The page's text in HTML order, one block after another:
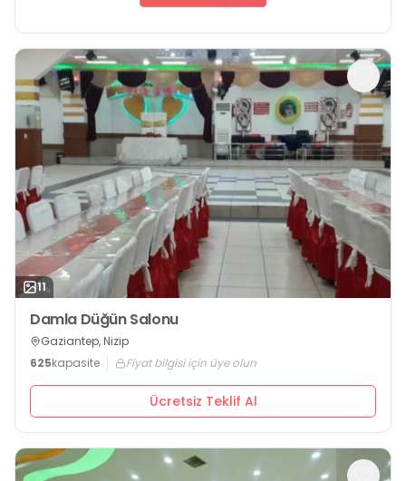
11
Damla Düğün Salonu
Gaziantep, Nizip
625kapasite Fiyat bilgisi için üye olun
Ücretsiz Teklif Al